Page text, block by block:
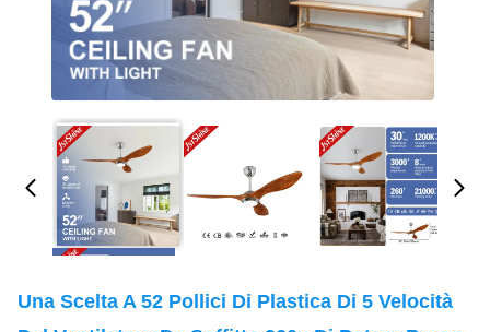
Una Scelta A 52 Pollici Di Plastica Di 5 Velocità